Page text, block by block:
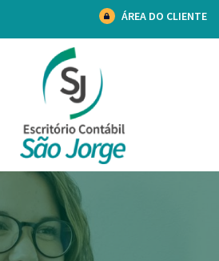
ÁREA DO CLIENTE